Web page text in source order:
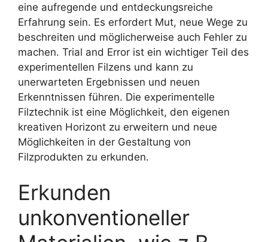
eine aufregende und entdeckungsreiche
Erfahrung sein. Es erfordert Mut, neue Wege zu
beschreiten und möglicherweise auch Fehler zu
machen. Trial and Error ist ein wichtiger Teil des
experimentellen Filzens und kann zu
unerwarteten Ergebnissen und neuen
Erkenntnissen führen. Die experimentelle
Filztechnik ist eine Möglichkeit, den eigenen
kreativen Horizont zu erweitern und neue
Möglichkeiten in der Gestaltung von
Filzprodukten zu erkunden.
Erkunden
unkonventioneller